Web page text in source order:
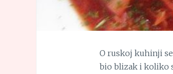
O ruskoj kuhinji
bio blizak i koliko